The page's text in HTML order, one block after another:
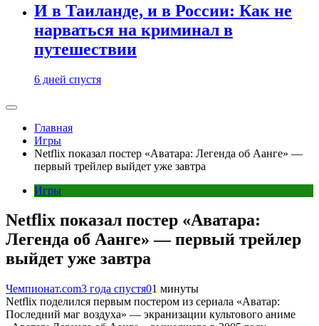
И в Таиланде, и в России: Как не
нарваться на криминал в
путешествии
6 дней спустя
Главная
Игры
Netflix показал постер «Аватара: Легенда об Аанге» —
первый трейлер выйдет уже завтра
Игры
Netflix показал постер «Аватара:
Легенда об Аанге» — первый трейлер
выйдет уже завтра
Чемпионат.com3 года спустя01 минуты
Netflix поделился первым постером из сериала «Аватар:
Последний маг воздуха» — экранизации культового аниме